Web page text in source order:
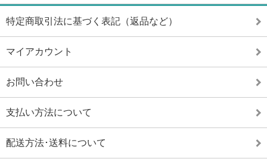
特定商取引法に基づく表記（返品など）
マイアカウント
お問い合わせ
支払い方法について
配送方法･送料について